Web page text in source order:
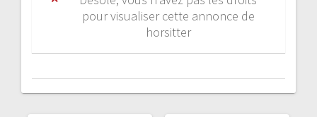
pour visualiser cette annonce de
horsitter